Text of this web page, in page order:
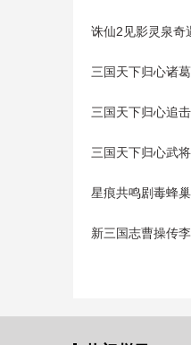
诛仙2见影灵泉奇
三国天下归心诸
三国天下归心追
三国天下归心武
星痕共鸣剧毒蜂
新三国志曹操传